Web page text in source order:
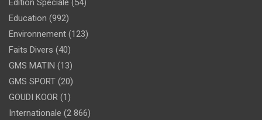
Edition Speciale (54)
Education (992)
Environnement (123)
Faits Divers (40)
GMS MATIN (13)
GMS SPORT (20)
GOUDI KOOR (1)
Internationale (2 866)